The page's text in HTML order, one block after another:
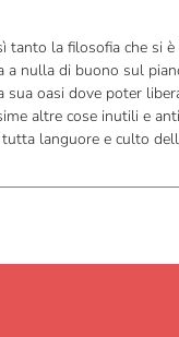
tanto la filosofia che si
a nulla di buono sul
sua oasi dove poter
altre cose inutili e
tutta languore e culto